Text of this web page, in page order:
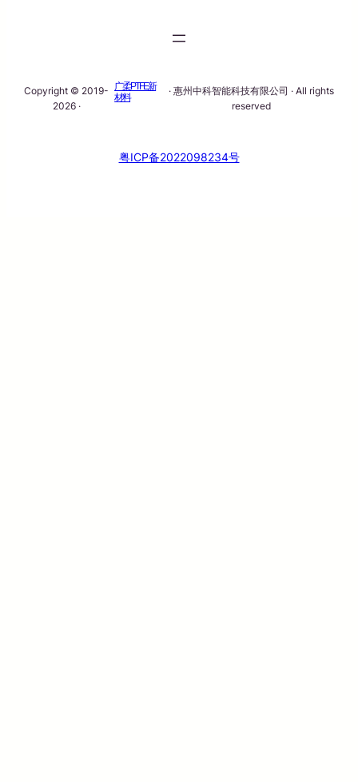
Copyright © 2019-
2026 ·
广柔PTFE新
材料
· 惠州中科智能科技有限公司 · All rights
reserved
粤ICP备2022098234号